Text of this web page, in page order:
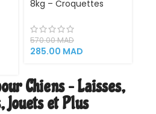
VENDU
8kg – Croquettes
Chiens Adultes de
Petites Races (1 à 10
kg) avec Soutien
Optima (PROMO)
570.00MAD
285.00 MAD
Chiens – Laisses,
Jouets et Plus